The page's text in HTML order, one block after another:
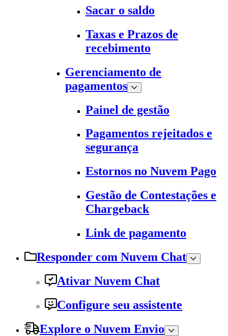
Sacar o saldo
Taxas e Prazos de
recebimento
Gerenciamento de
pagamentos
Painel de gestão
Pagamentos rejeitados e
segurança
Estornos no Nuvem Pago
Gestão de Contestações e
Chargeback
Link de pagamento
Responder com Nuvem Chat
Ativar Nuvem Chat
Configure seu assistente
Explore o Nuvem Envio